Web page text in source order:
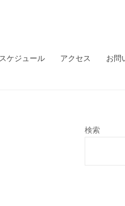
スケジュール アクセス お問
検索